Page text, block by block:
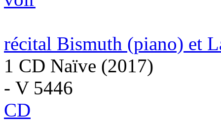
récital Bismuth (piano) et
1 CD Naïve (2017)
- V 5446
CD